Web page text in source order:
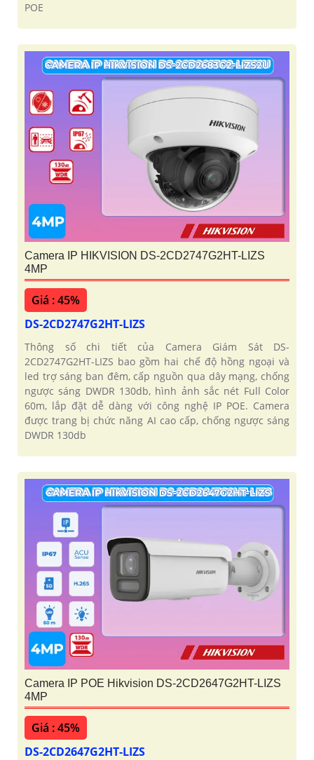
POE
Camera IP HIKVISION DS-2CD2747G2HT-LIZS
4MP
Giá : 45%
DS-2CD2747G2HT-LIZS
Thông số chi tiết của Camera Giám Sát DS-
2CD2747G2HT-LIZS bao gồm hai chế độ hồng ngoại và
led trợ sáng ban đêm, cấp nguồn qua dây mạng, chống
ngược sáng DWDR 130db, hình ảnh sắc nét Full Color
60m, lắp đặt dễ dàng với công nghệ IP POE. Camera
được trang bị chức năng AI cao cấp, chống ngược sáng
DWDR 130db
Camera IP POE Hikvision DS-2CD2647G2HT-LIZS
4MP
Giá : 45%
DS-2CD2647G2HT-LIZS